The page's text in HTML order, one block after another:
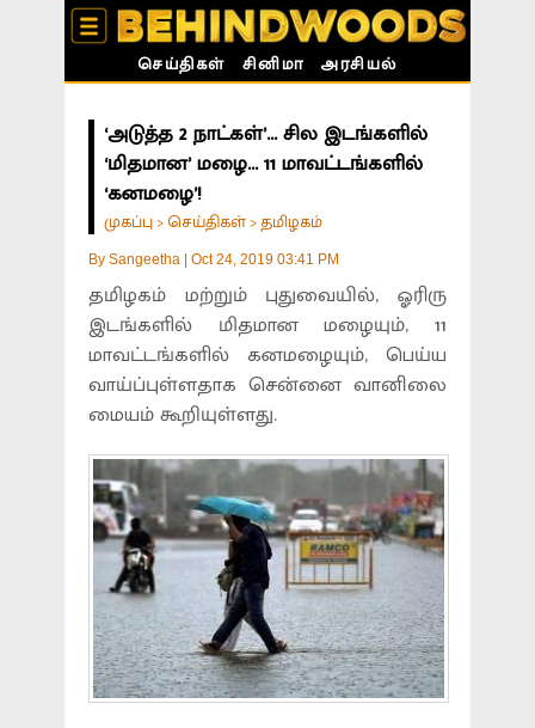
செய்திகள் சினிமா அரசியல்
‘அடுத்த 2 நாட்கள்’... சில இடங்களில்
‘மிதமான’ மழை... 11 மாவட்டங்களில்
‘கனமழை’!
முகப்பு >செய்திகள் >தமிழகம்
By Sangeetha Oct 24, 2019 03:41 PM
தமிழகம் மற்றும் புதுவையில், ஓரிரு
இடங்களில் மிதமான மழையும், 11
மாவட்டங்களில் கனமழையும், பெய்ய
வாய்ப்புள்ளதாக சென்னை வானிலை
மையம் கூறியுள்ளது.